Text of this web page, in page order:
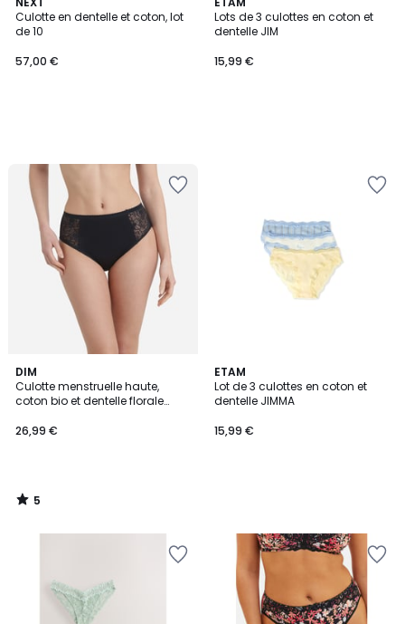
Culotte en dentelle et coton, lot
de 10
57,00 €
Lots de 3 culottes en coton et
dentelle JIM
15,99 €
DIM
Culotte menstruelle haute,
coton bio et dentelle florale
26,99 €
5
/
5
5
/
ETAM
Lot de 3 culottes en coton et
dentelle JIMMA
15,99 €